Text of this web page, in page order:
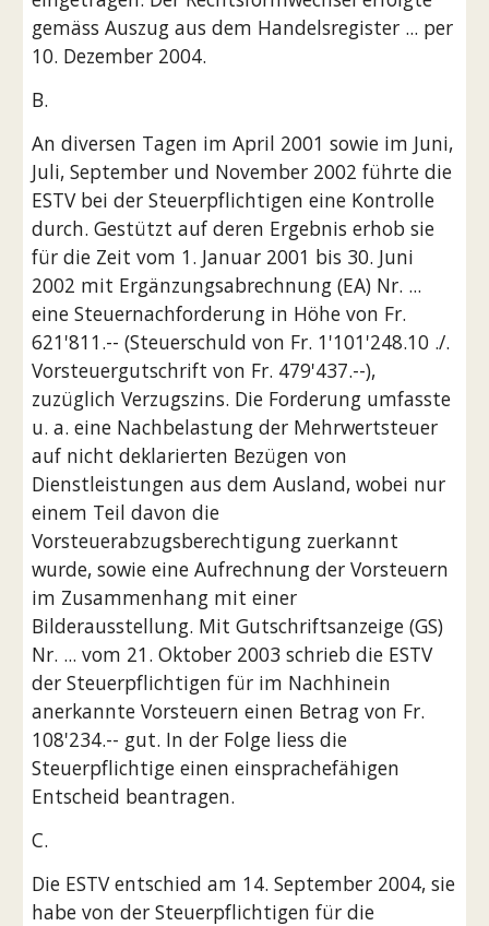
gemäss Auszug aus dem Handelsregister ... per
10. Dezember 2004.
B.
An diversen Tagen im April 2001 sowie im Juni,
Juli, September und November 2002 führte die
ESTV bei der Steuerpflichtigen eine Kontrolle
durch. Gestützt auf deren Ergebnis erhob sie
für die Zeit vom 1. Januar 2001 bis 30. Juni
2002 mit Ergänzungsabrechnung (EA) Nr. ...
eine Steuernachforderung in Höhe von Fr.
621'811.-- (Steuerschuld von Fr. 1'101'248.10 ./.
Vorsteuergutschrift von Fr. 479'437.--),
zuzüglich Verzugszins. Die Forderung umfasste
u. a. eine Nachbelastung der Mehrwertsteuer
auf nicht deklarierten Bezügen von
Dienstleistungen aus dem Ausland, wobei nur
einem Teil davon die
Vorsteuerabzugsberechtigung zuerkannt
wurde, sowie eine Aufrechnung der Vorsteuern
im Zusammenhang mit einer
Bilderausstellung. Mit Gutschriftsanzeige (GS)
Nr. ... vom 21. Oktober 2003 schrieb die ESTV
der Steuerpflichtigen für im Nachhinein
anerkannte Vorsteuern einen Betrag von Fr.
108'234.-- gut. In der Folge liess die
Steuerpflichtige einen einsprachefähigen
Entscheid beantragen.
C.
Die ESTV entschied am 14. September 2004, sie
habe von der Steuerpflichtigen für die